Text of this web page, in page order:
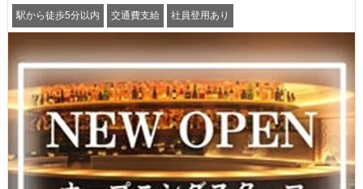
駅から徒歩5分以内 交通費支給 社員登用あり